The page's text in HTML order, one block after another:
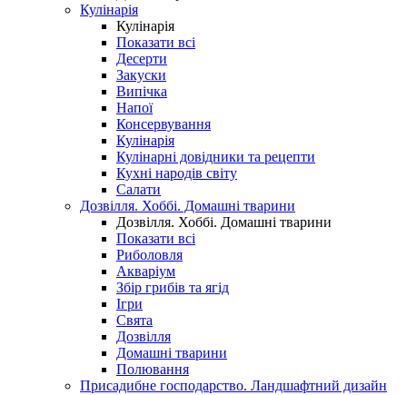
Кулінарія
Кулінарія
Показати всі
Десерти
Закуски
Випічка
Напої
Консервування
Кулінарія
Кулінарні довідники та рецепти
Кухні народів світу
Салати
Дозвілля. Хоббі. Домашні тварини
Дозвілля. Хоббі. Домашні тварини
Показати всі
Риболовля
Акваріум
Збір грибів та ягід
Ігри
Свята
Дозвілля
Домашні тварини
Полювання
Присадибне господарство. Ландшафтний дизайн